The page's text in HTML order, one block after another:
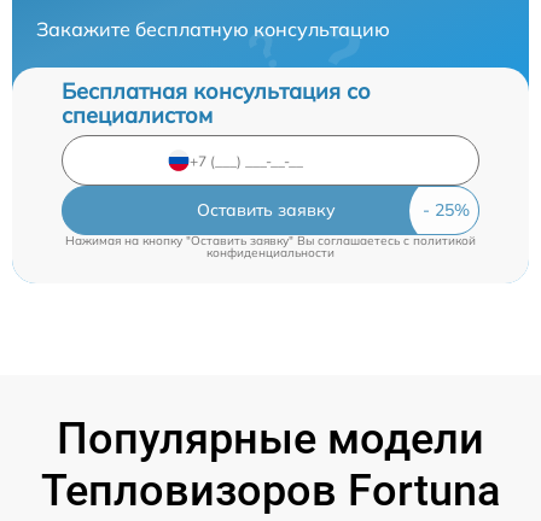
Закажите бесплатную консультацию
Бесплатная консультация со
специалистом
Оставить заявку
Нажимая на кнопку "Оставить заявку" Вы соглашаетесь c политикой
конфиденциальности
Популярные модели
Тепловизоров Fortuna